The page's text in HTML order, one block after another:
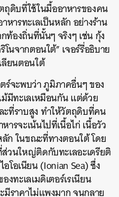
ถุดิบที่ใช้ในมื้ออาหารของคน
ารทะเลเป็นหลัก อย่างร้าน
ท้องถิ่นที่นั้นๆ จริงๆ เช่น กุ้ง
นจากตอนใต้” เจอร์รี่อธิบาย
ลียนตอนใต้
ร์จะพบว่า ภูมิภาคอื่นๆ ของ
มีทะเลเหมือนกัน แต่ด้วย
ที่ราบสูง ทำให้วัตถุดิบที่คน
รจะเน้นไปที่เนื้อไก่ เนื้อวัว
ในขณะที่ทางตอนใต้ โดย
วนใหญ่ติดกับทะเลอะเดรียติ
โอเนียน (Ionian Sea) ซึ่ง
ทะเลเมดิเตอร์เรเนียน
มีราคาไม่แพงมาก จนกลาย